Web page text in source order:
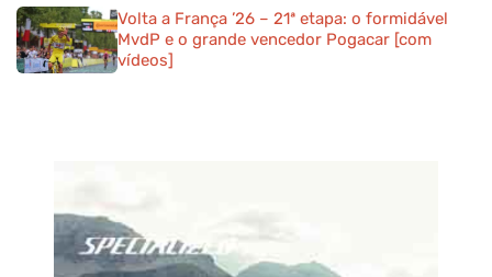
Volta a França ’26 – 21ª etapa: o formidável
MvdP e o grande vencedor Pogacar [com
vídeos]